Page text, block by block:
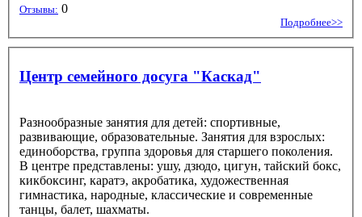
Отзывы: 0
Подробнее>>
Центр семейного досуга "Каскад"
Разнообразные занятия для детей: спортивные,
развивающие, образовательные. Занятия для взрослых:
единоборства, группа здоровья для старшего поколения.
В центре представлены: ушу, дзюдо, цигун, тайский бокс,
кикбоксинг, каратэ, акробатика, художественная
гимнастика, народные, классические и современные
танцы, балет, шахматы.